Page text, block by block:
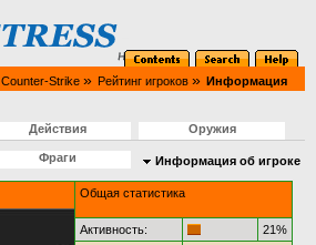
Counter-Strike » Рейтинг игроков » Информация
Действия Оружия
Фраги Информация об игроке
Общая статистика
Активность:
21%